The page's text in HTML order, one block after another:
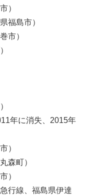
）
福島市）
市）
年に消失、2015年
）
森町）
）
行線、福島県伊達